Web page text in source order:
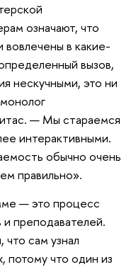
означают, что
в какие-
вызов,
нескучными, это ни
— Мы стараемся
интерактивными.
обычно очень
правильно».
— это процесс
преподавателей.
сам узнал
потому что один из